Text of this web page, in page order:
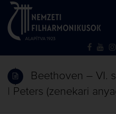
Beethoven – VI.
| Peters (zenekari